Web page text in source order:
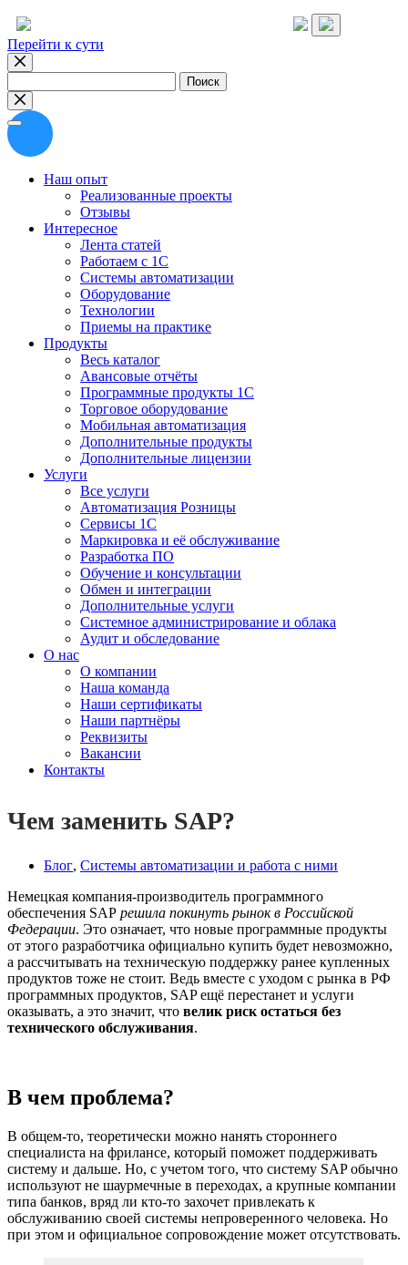
Перейти к сути
Наш опыт
Реализованные проекты
Отзывы
Интересное
Лента статей
Работаем с 1С
Системы автоматизации
Оборудование
Технологии
Приемы на практике
Продукты
Весь каталог
Авансовые отчёты
Программные продукты 1С
Торговое оборудование
Мобильная автоматизация
Дополнительные продукты
Дополнительные лицензии
Услуги
Все услуги
Автоматизация Розницы
Сервисы 1С
Маркировка и её обслуживание
Разработка ПО
Обучение и консультации
Обмен и интеграции
Дополнительные услуги
Системное администрирование и облака
Аудит и обследование
О нас
О компании
Наша команда
Наши сертификаты
Наши партнёры
Реквизиты
Вакансии
Контакты
Чем заменить SAP?
Блог, Системы автоматизации и работа с ними
Немецкая компания-производитель программного
обеспечения SAP решила покинуть рынок в Российской
Федерации. Это означает, что новые программные продукты
от этого разработчика официально купить будет невозможно,
а рассчитывать на техническую поддержку ранее купленных
продуктов тоже не стоит. Ведь вместе с уходом с рынка в РФ
программных продуктов, SAP ещё перестанет и услуги
оказывать, а это значит, что велик риск остаться без
технического обслуживания.
В чем проблема?
В общем-то, теоретически можно нанять стороннего
специалиста на фрилансе, который поможет поддерживать
систему и дальше. Но, с учетом того, что систему SAP обычно
используют не шаурмечные в переходах, а крупные компании
типа банков, вряд ли кто-то захочет привлекать к
обслуживанию своей системы непроверенного человека. Но
при этом и официальное сопровождение может отсутствовать.